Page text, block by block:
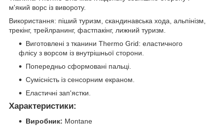
м'який ворс із вивороту.
Використання: піший туризм, скандинавська хода, альпінізм,
трекінг, трейлранинг, фастпакінг, лижний туризм.
Виготовлені з тканини Thermo Grid: еластичного
флісу з ворсом із внутрішньої сторони.
Попередньо сформовані пальці.
Сумісність із сенсорним екраном.
Еластичні зап'ястки.
Характеристики:
Виробник: Montane